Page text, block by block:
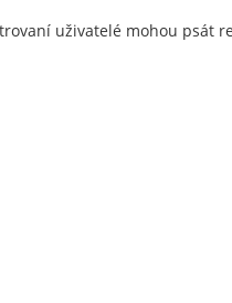
uživatelé mohou psát